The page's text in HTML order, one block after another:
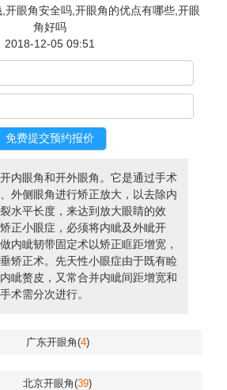
开眼角安全吗,开眼角的优点有哪些,开眼
角好吗
2018-12-05 09:51
内眼角和开外眼角。它是通过手术
外侧眼角进行矫正放大，以去除内
水平长度，来达到放大眼睛的效
正小眼症，必须将内眦及外眦开
内眦韧带固定术以矫正眶距增宽，
矫正术。先天性小眼症由于既有睑
眦赘皮，又常合并内眦间距增宽和
术需分次进行。
广东开眼角(4)
北京开眼角(39)